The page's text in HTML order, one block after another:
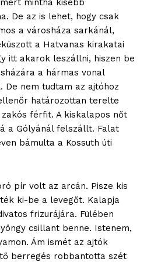
mintha kisebb
De az is lehet, hogy csak
a városháza sarkánál,
a Hatvanas kirakatai
itt akarok leszállni, hiszen be
a hármas vonal
De nem tudtam az ajtóhoz
határozottan terelte
férfit. A kiskalapos nőt
a Gólyánál felszállt. Falat
bámulta a Kossuth úti
pír volt az arcán. Pisze kis
ki-be a levegőt. Kalapja
frizurájára. Fülében
csillant benne. Istenem,
Ám ismét az ajtók
berregés robbantotta szét